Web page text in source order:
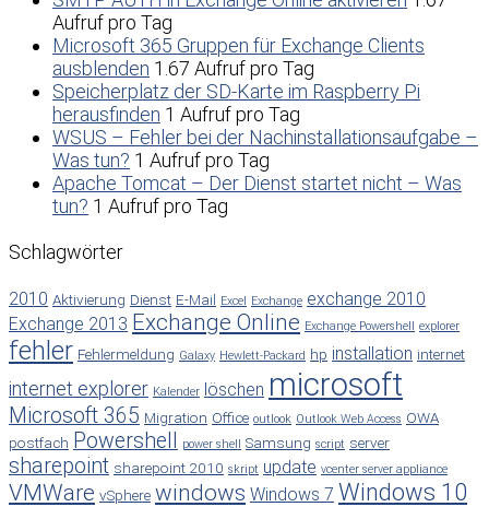
Aufruf pro Tag
Microsoft 365 Gruppen für Exchange Clients
ausblenden 1.67 Aufruf pro Tag
Speicherplatz der SD-Karte im Raspberry Pi
herausfinden 1 Aufruf pro Tag
WSUS – Fehler bei der Nachinstallationsaufgabe –
Was tun? 1 Aufruf pro Tag
Apache Tomcat – Der Dienst startet nicht – Was
tun? 1 Aufruf pro Tag
Schlagwörter
2010 Aktivierung Dienst E-Mail Excel Exchange exchange 2010
Exchange 2013 Exchange Online Exchange Powershell explorer
fehler Fehlermeldung Galaxy Hewlett-Packard hp installation internet
internet explorer Kalender löschen microsoft
Microsoft 365 Migration Office outlook Outlook Web Access OWA
postfach Powershell power shell Samsung script server
sharepoint sharepoint 2010 skript update vcenter server appliance
VMWare vSphere windows Windows 7 Windows 10